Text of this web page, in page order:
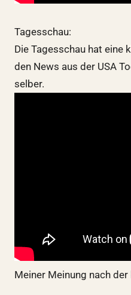
Tagesschau:
Die Tagesschau hat eine
den News aus der USA
selber.
Meiner Meinung nach